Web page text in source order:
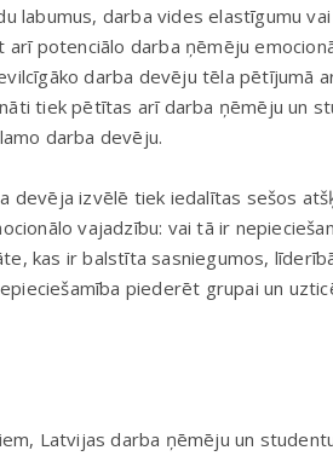
labumus, darba vides elastīgumu
arī potenciālo darba ņēmēju
darba devēju tēla pētījumā
tiek pētītas arī darba ņēmēju un
darba devēju.
devēja izvēlē tiek iedalītas sešos
vajadzību: vai tā ir
kas ir balstīta sasniegumos,
piederēt grupai un
Latvijas darba ņēmēju un